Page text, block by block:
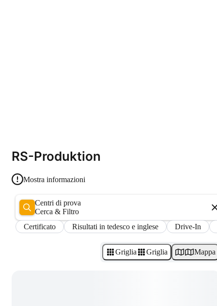
RS-Produktion
Mostra informazioni
Centri di prova
Cerca & Filtro
Certificato
Risultati in tedesco e inglese Drive-In
Griglia Griglia Mappa